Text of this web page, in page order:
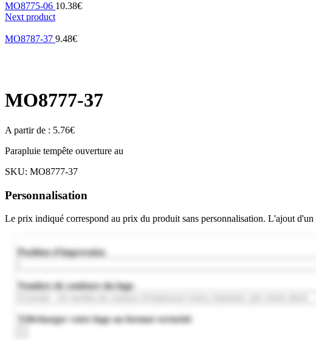
MO8775-06 10.38€
Next product
MO8787-37 9.48€
MO8777-37
A partir de : 5.76€
Parapluie tempête ouverture au
SKU: MO8777-37
Personnalisation
Le prix indiqué correspond au prix du produit sans personnalisation. L'ajout
Position d'impression
Nombre de couleurs du logo
Télécharger votre logo au format vectoriel